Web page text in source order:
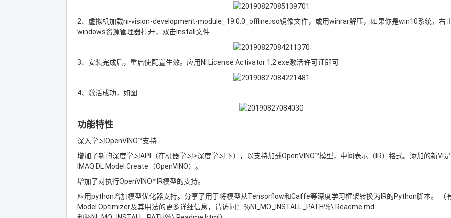
2、虚拟机加载ni-vision-development-module_19.0.0_offline.iso镜像文件，或用winrar解压，如果你是win10系统，右
windows资源管理器打开，双击Install文件
3、安装完成后，重启使配置生效。应用NI License Activator 1.2.exe激活许可证即可
4、激活成功，如图
功能特性
深入学习OpenVINO™支持
增加了新的深度学习API（在机器学习>深度学习下），以支持加载OpenVINO™模型，中间表示（IR）格式。添加的新VI是
IMAQ DL Model Create（OpenVINO）。
增加了对执行OpenVINO™IR模型的支持。
应用python增加模型优化器支持。分享了用于将模型从Tensorflow和Caffe等深度学习框架转换为IR的Python脚本。 （
Model Optimizer及其用法的更多详细信息，请访问：％NI_MO_INSTALL_PATH％\ Readme.md